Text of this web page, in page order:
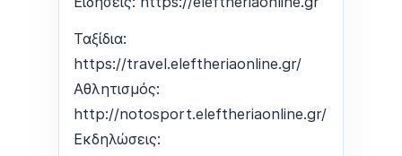
Ταξίδια:
https://travel.eleftheriaonline.gr/
Αθλητισμός:
http://notosport.eleftheriaonline.gr/
Εκδηλώσεις: